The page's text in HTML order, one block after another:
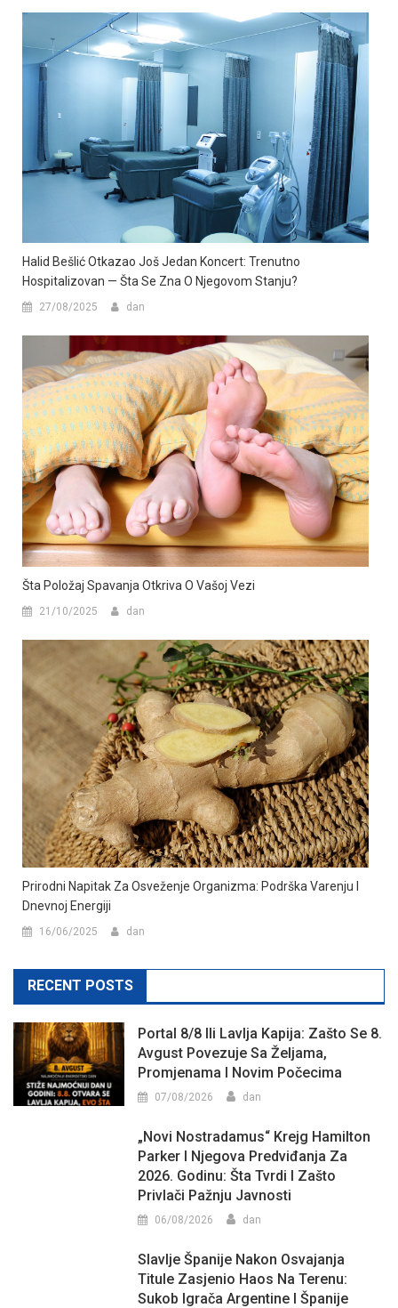
Halid Bešlić Otkazao Još Jedan Koncert: Trenutno
Hospitalizovan — Šta Se Zna O Njegovom Stanju?
27/08/2025 dan
Šta Položaj Spavanja Otkriva O Vašoj Vezi
21/10/2025 dan
Prirodni Napitak Za Osveženje Organizma: Podrška Varenju I
Dnevnoj Energiji
16/06/2025 dan
RECENT POSTS
Portal 8/8 Ili Lavlja Kapija: Zašto Se 8.
Avgust Povezuje Sa Željama,
Promjenama I Novim Počecima
07/08/2026 dan
„Novi Nostradamus“ Krejg Hamilton
Parker I Njegova Predviđanja Za
2026. Godinu: Šta Tvrdi I Zašto
Privlači Pažnju Javnosti
06/08/2026 dan
Slavlje Španije Nakon Osvajanja
Titule Zasjenio Haos Na Terenu:
Sukob Igrača Argentine I Španije